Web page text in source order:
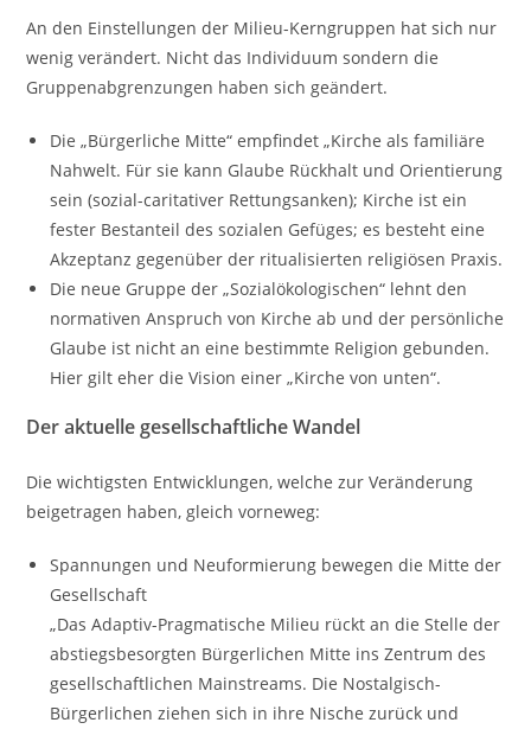
An den Einstellungen der Milieu-Kerngruppen hat sich nur
wenig verändert. Nicht das Individuum sondern die
Gruppenabgrenzungen haben sich geändert.
Die „Bürgerliche Mitte“ empfindet „Kirche als familiäre
Nahwelt. Für sie kann Glaube Rückhalt und Orientierung
sein (sozial-caritativer Rettungsanken); Kirche ist ein
fester Bestanteil des sozialen Gefüges; es besteht eine
Akzeptanz gegenüber der ritualisierten religiösen Praxis.
Die neue Gruppe der „Sozialökologischen“ lehnt den
normativen Anspruch von Kirche ab und der persönliche
Glaube ist nicht an eine bestimmte Religion gebunden.
Hier gilt eher die Vision einer „Kirche von unten“.
Der aktuelle gesellschaftliche Wandel
Die wichtigsten Entwicklungen, welche zur Veränderung
beigetragen haben, gleich vorneweg:
Spannungen und Neuformierung bewegen die Mitte der
Gesellschaft
„Das Adaptiv-Pragmatische Milieu rückt an die Stelle der
abstiegsbesorgten Bürgerlichen Mitte ins Zentrum des
gesellschaftlichen Mainstreams. Die Nostalgisch-
Bürgerlichen ziehen sich in ihre Nische zurück und